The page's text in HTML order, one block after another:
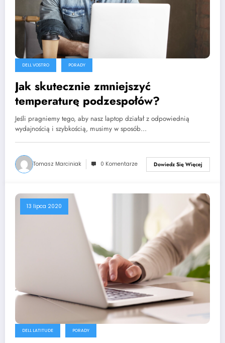
DELL VOSTRO PORADY
Jak skutecznie zmniejszyć
temperaturę podzespołów?
Jeśli pragniemy tego, aby nasz laptop działał z odpowiednią
wydajnością i szybkością, musimy w sposób…
Tomasz Marciniak 0 Komentarze Dowiedz Się Więcej
13 lipca 2020
DELL LATITUDE PORADY